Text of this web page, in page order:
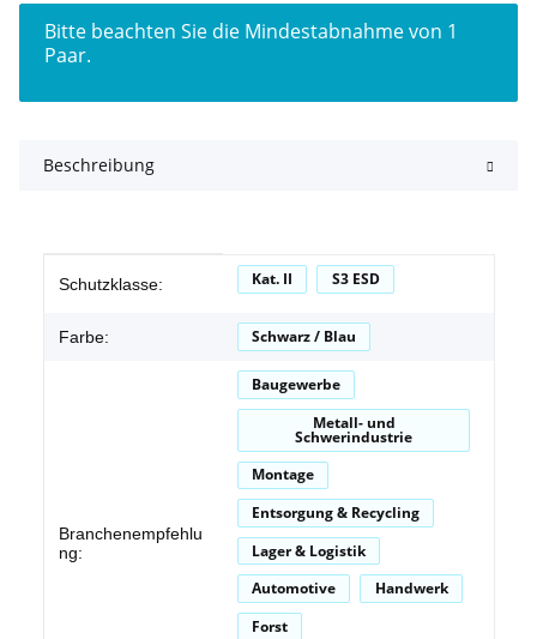
x
Bitte beachten Sie die Mindestabnahme von 1
Paar.
Beschreibung
Produkteigenschaft
Wert
Schutzklasse: Kat. II S3 ESD
Farbe: Schwarz / Blau
Branchenempfehlu
ng:
Baugewerbe
Metall- und
Schwerindustrie
Montage
Entsorgung & Recycling
Lager & Logistik
Automotive
Handwerk
Forst